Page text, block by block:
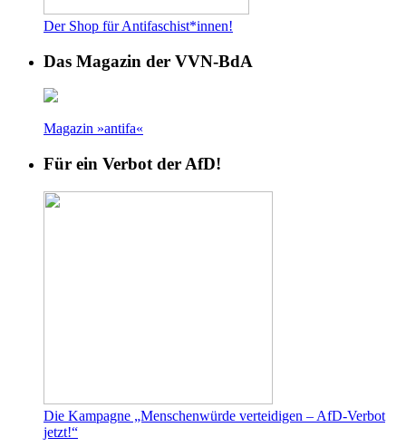
Der Shop für Antifaschist*innen!
Das Magazin der VVN-BdA
Magazin »antifa«
Für ein Verbot der AfD!
Die Kampagne „Menschenwürde verteidigen – AfD-Verbot
jetzt!“